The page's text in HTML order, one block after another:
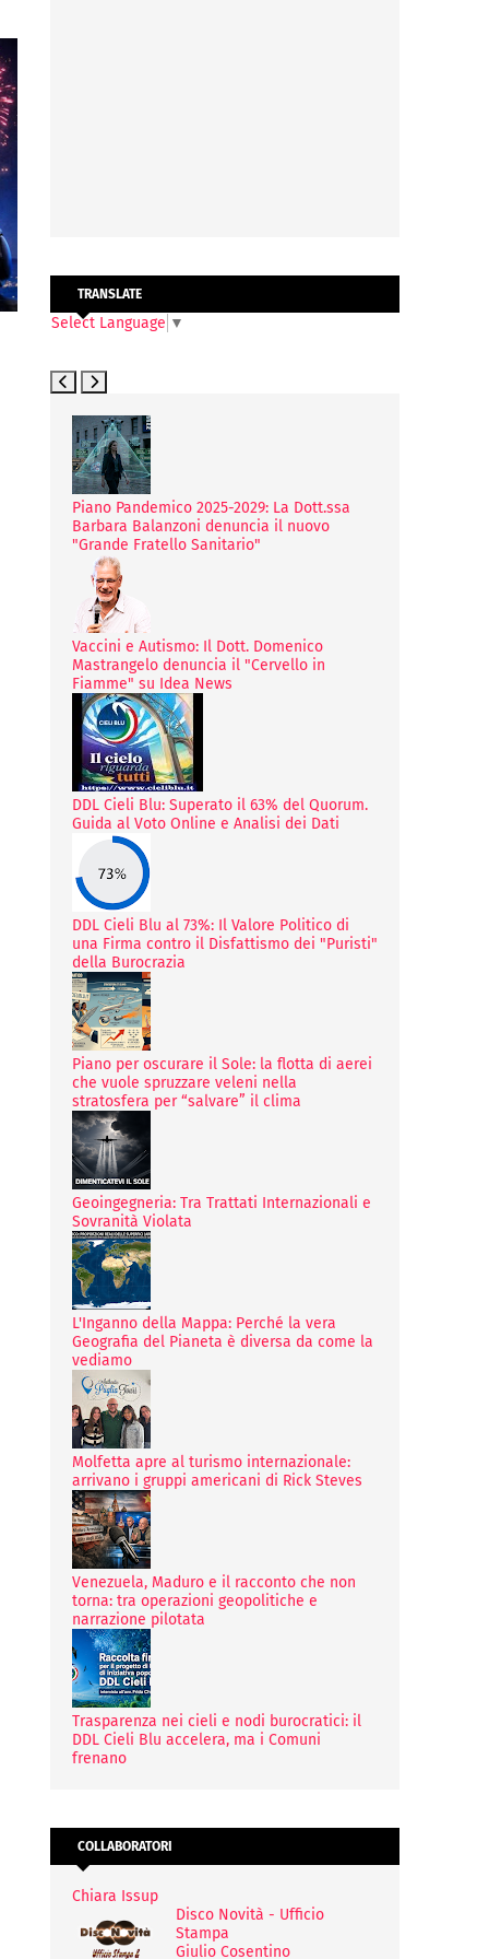
TRANSLATE
Select Language ▼
Piano Pandemico 2025-2029: La Dott.ssa
Barbara Balanzoni denuncia il nuovo
"Grande Fratello Sanitario"
Vaccini e Autismo: Il Dott. Domenico
Mastrangelo denuncia il "Cervello in
Fiamme" su Idea News
DDL Cieli Blu: Superato il 63% del Quorum.
Guida al Voto Online e Analisi dei Dati
DDL Cieli Blu al 73%: Il Valore Politico di
una Firma contro il Disfattismo dei "Puristi"
della Burocrazia
Piano per oscurare il Sole: la flotta di aerei
che vuole spruzzare veleni nella
stratosfera per “salvare” il clima
Geoingegneria: Tra Trattati Internazionali e
Sovranità Violata
L'Inganno della Mappa: Perché la vera
Geografia del Pianeta è diversa da come la
vediamo
Molfetta apre al turismo internazionale:
arrivano i gruppi americani di Rick Steves
Venezuela, Maduro e il racconto che non
torna: tra operazioni geopolitiche e
narrazione pilotata
Trasparenza nei cieli e nodi burocratici: il
DDL Cieli Blu accelera, ma i Comuni
frenano
COLLABORATORI
Chiara Issup
Disco Novità - Ufficio
Stampa
Giulio Cosentino